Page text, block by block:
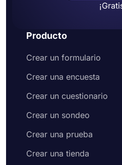
Producto
Crear un formulario
Crear una encuesta
Crear un cuestionario
Crear un sondeo
Crear una prueba
Crear una tienda